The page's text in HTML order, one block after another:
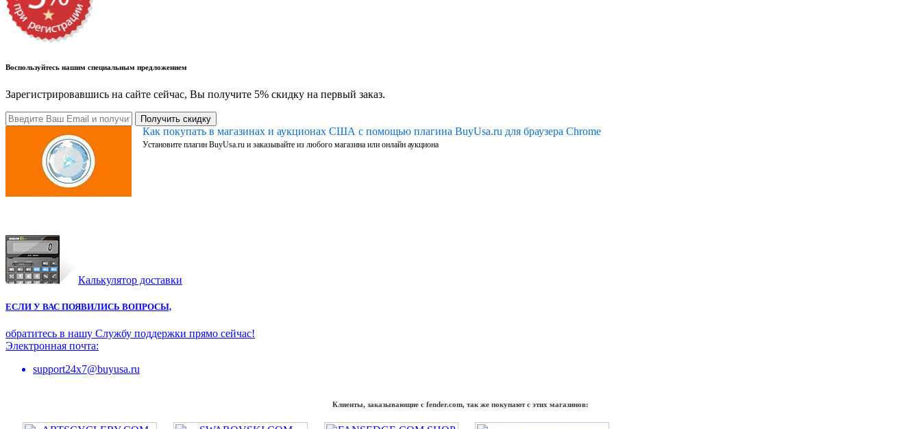
Воспользуйтесь нашим специальным предложением
Зарегистрировавшись на сайте сейчас, Вы получите 5% скидку на первый заказ.
Получить скидку
Как покупать в магазинах и аукционах США с помощью плагина BuyUsa.ru для браузера Chrome
Установите плагин BuyUsa.ru и заказывайте из любого магазина или онлайн аукциона
Калькулятор доставки
ЕСЛИ У ВАС ПОЯВИЛИСЬ ВОПРОСЫ,
обратитесь в нашу Службу поддержки прямо сейчас!
Электронная почта:
support24x7@buyusa.ru
Клиенты, заказывающие с fender.com, так же покупают с этих магазинов: